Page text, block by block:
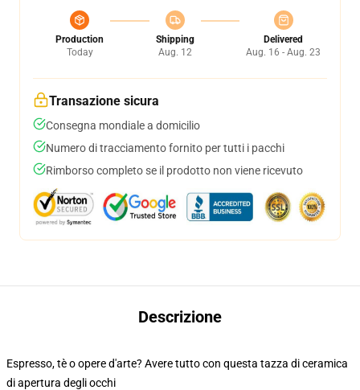
Production
Today
Shipping
Aug. 12
Delivered
Aug. 16 - Aug. 23
Transazione sicura
Consegna mondiale a domicilio
Numero di tracciamento fornito per tutti i pacchi
Rimborso completo se il prodotto non viene ricevuto
Descrizione
Espresso, tè o opere d'arte? Avere tutto con questa tazza di ceramica
di apertura degli occhi